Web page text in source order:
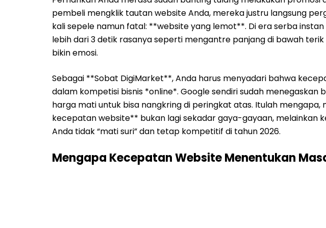
pembeli mengklik tautan website Anda, mereka justru langsung
kali sepele namun fatal: **website yang lemot**. Di era serba
lebih dari 3 detik rasanya seperti mengantre panjang di bawah
bikin emosi.
Sebagai **Sobat DigiMarket**, Anda harus menyadari bahwa
dalam kompetisi bisnis *online*. Google sendiri sudah menegaskan
harga mati untuk bisa nangkring di peringkat atas. Itulah mengapa,
kecepatan website** bukan lagi sekadar gaya-gayaan, melainkan
Anda tidak “mati suri” dan tetap kompetitif di tahun 2026.
Mengapa Kecepatan Website Menentukan